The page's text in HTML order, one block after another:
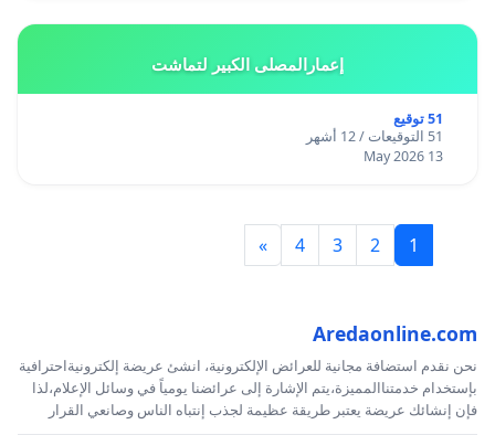
كندا
81.د.مارسين الشمري باحثة
الولايات المتحدة
الولايات المتحدة
84.صبا سهيل نادر باحثة
85.سهى المحمدي تشكيلية
عمان
86.اسماء عبيد صحفية
بغداد
إعمارالمصلى الكبير لتماشت
51 توقيع
51 التوقيعات / 12 أشهر
13 May 2026
1
2
3
4
»
Aredaonline.com
نحن نقدم استضافة مجانية للعرائض الإلكترونية، انشئ عريضة إلكترونيةاحترافية
بإستخدام خدمتناالمميزة،يتم الإشارة إلى عرائضنا يومياً في وسائل الإعلام،لذا
فإن إنشائك عريضة يعتبر طريقة عظيمة لجذب إنتباه الناس وصانعي القرار